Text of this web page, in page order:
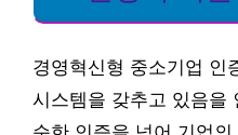
경영혁신형 중소기업 인
시스템을 갖추고 있음을